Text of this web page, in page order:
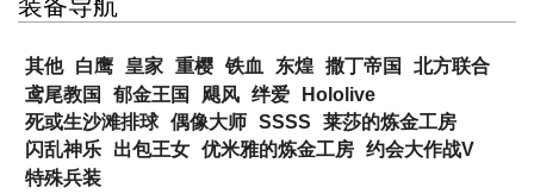
其他 白鹰 皇家 重樱 铁血 东煌 撒丁帝国
北方联合
鸢尾教国
郁金王国 飓风 绊爱
Hololive
死或生沙滩排球 偶像大师 SSSS
莱莎的炼金工房
闪乱神乐
出包王女 优米雅的炼金工房 约会大作战V
特殊兵装